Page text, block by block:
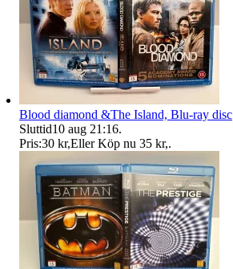
Blood diamond &The Island, Blu-ray disc
Sluttid10 aug 21:16.
Pris:30 kr,Eller Köp nu 35 kr,.